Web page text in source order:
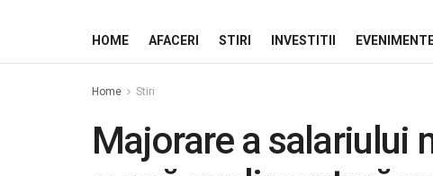
HOME AFACERI STIRI INVESTITII
Home Stiri
Majorare a salariului